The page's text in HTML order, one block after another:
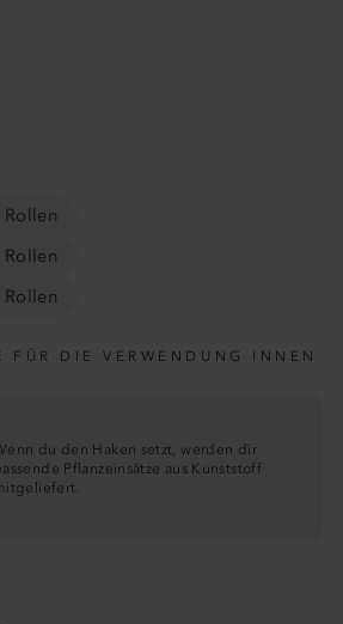
FÜR DIE VERWENDUNG INNEN
du den Haken setzt, werden dir
Pflanzeinsätze aus Kunststoff